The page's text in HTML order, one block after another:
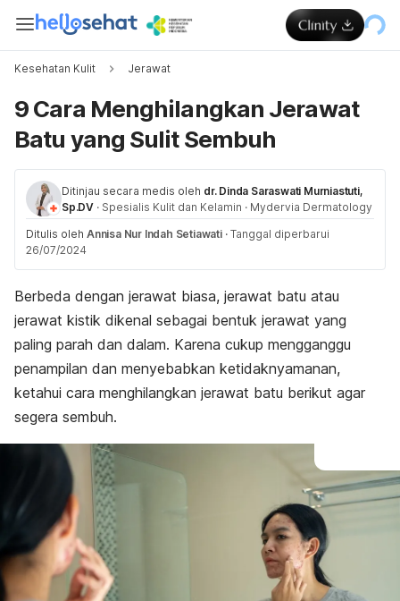
Kesehatan Kulit Jerawat
9 Cara Menghilangkan Jerawat
Batu yang Sulit Sembuh
Ditinjau secara medis oleh dr. Dinda Saraswati Murniastuti,
Sp.DV · Spesialis Kulit dan Kelamin · Mydervia Dermatology
Ditulis oleh Annisa Nur Indah Setiawati · Tanggal diperbarui
26/07/2024
Berbeda dengan jerawat biasa, jerawat batu atau
jerawat kistik dikenal sebagai bentuk jerawat yang
paling parah dan dalam. Karena cukup mengganggu
penampilan dan menyebabkan ketidaknyamanan,
ketahui cara menghilangkan jerawat batu berikut agar
segera sembuh.